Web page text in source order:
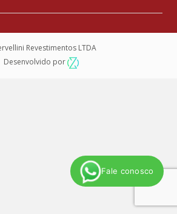
Fale conosco
Revestimentos LTDA
Desenvolvido por